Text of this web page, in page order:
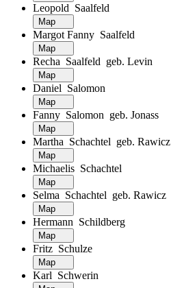
Leopold Saalfeld
Margot Fanny Saalfeld
Recha Saalfeld geb. Levin
Daniel Salomon
Fanny Salomon geb. Jonass
Martha Schachtel geb. Rawicz
Michaelis Schachtel
Selma Schachtel geb. Rawicz
Hermann Schildberg
Fritz Schulze
Karl Schwerin